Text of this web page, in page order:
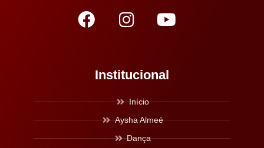
Institucional
Início
Aysha Almeé
Dança